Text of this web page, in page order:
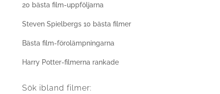
20 bästa film-uppföljarna
Steven Spielbergs 10 bästa filmer
Bästa film-förolämpningarna
Harry Potter-filmerna rankade
Sök ibland filmer: